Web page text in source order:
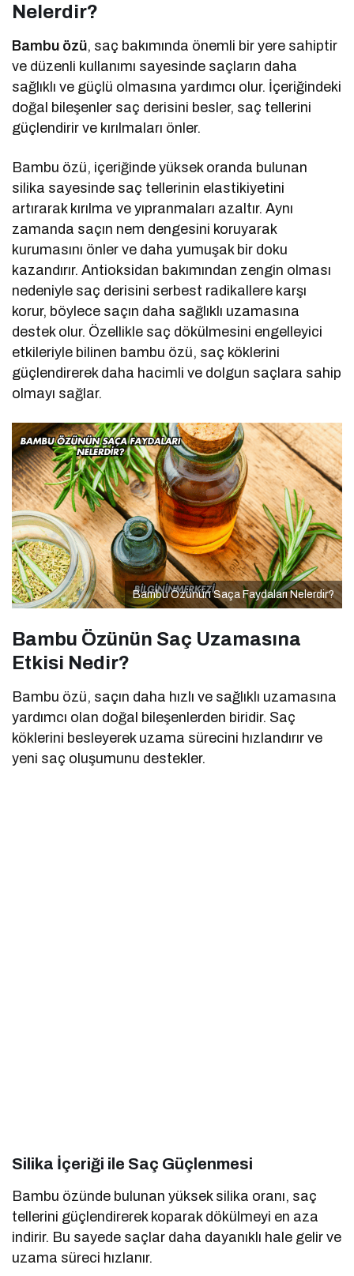
Nelerdir?
Bambu özü, saç bakımında önemli bir yere sahiptir
ve düzenli kullanımı sayesinde saçların daha
sağlıklı ve güçlü olmasına yardımcı olur. İçeriğindeki
doğal bileşenler saç derisini besler, saç tellerini
güçlendirir ve kırılmaları önler.
Bambu özü, içeriğinde yüksek oranda bulunan
silika sayesinde saç tellerinin elastikiyetini
artırarak kırılma ve yıpranmaları azaltır. Aynı
zamanda saçın nem dengesini koruyarak
kurumasını önler ve daha yumuşak bir doku
kazandırır. Antioksidan bakımından zengin olması
nedeniyle saç derisini serbest radikallere karşı
korur, böylece saçın daha sağlıklı uzamasına
destek olur. Özellikle saç dökülmesini engelleyici
etkileriyle bilinen bambu özü, saç köklerini
güçlendirerek daha hacimli ve dolgun saçlara sahip
olmayı sağlar.
Bambu Özünün Saça Faydaları Nelerdir?
Bambu Özünün Saç Uzamasına
Etkisi Nedir?
Bambu özü, saçın daha hızlı ve sağlıklı uzamasına
yardımcı olan doğal bileşenlerden biridir. Saç
köklerini besleyerek uzama sürecini hızlandırır ve
yeni saç oluşumunu destekler.
Silika İçeriği ile Saç Güçlenmesi
Bambu özünde bulunan yüksek silika oranı, saç
tellerini güçlendirerek koparak dökülmeyi en aza
indirir. Bu sayede saçlar daha dayanıklı hale gelir ve
uzama süreci hızlanır.